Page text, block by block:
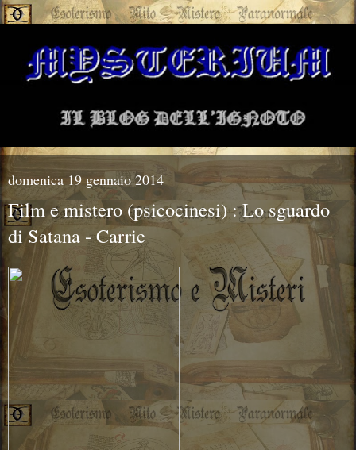
domenica 19 gennaio 2014
Film e mistero (psicocinesi) : Lo sguardo
di Satana - Carrie